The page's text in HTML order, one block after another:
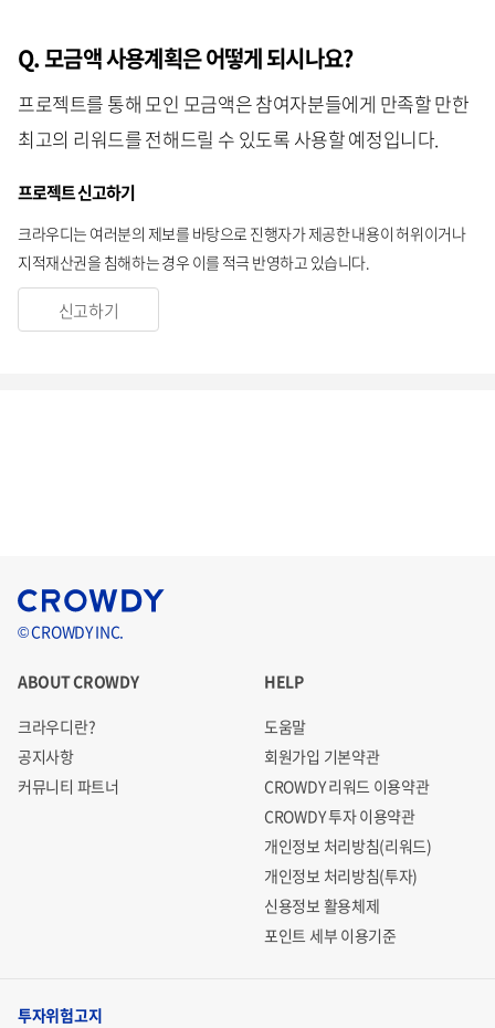
Q. 모금액 사용계획은 어떻게 되시나요?
프로젝트를 통해 모인 모금액은 참여자분들에게 만족할 만한
최고의 리워드를 전해드릴 수 있도록 사용할 예정입니다.
프로젝트 신고하기
크라우디는 여러분의 제보를 바탕으로 진행자가 제공한 내용이 허위이거나
지적재산권을 침해하는 경우 이를 적극 반영하고 있습니다.
신고하기
© CROWDY INC.
ABOUT CROWDY
크라우디란?
공지사항
커뮤니티 파트너
HELP
도움말
회원가입 기본약관
CROWDY 리워드 이용약관
CROWDY 투자 이용약관
개인정보 처리방침(리워드)
개인정보 처리방침(투자)
신용정보 활용체제
포인트 세부 이용기준
투자위험고지